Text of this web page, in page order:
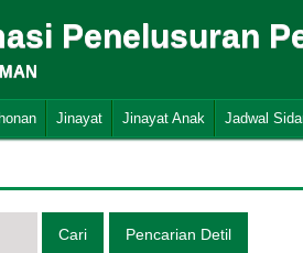
Penelusuran
Jinayat Jinayat Anak Jadwal